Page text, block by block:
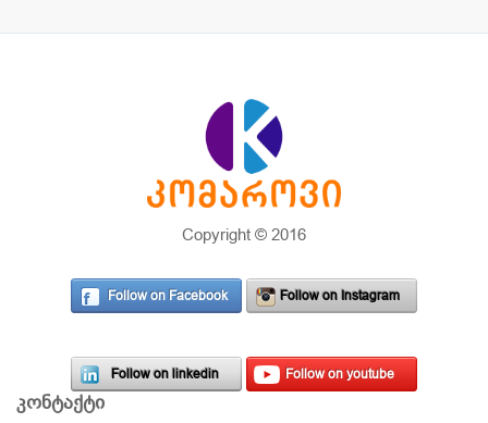
Copyright © 2016
Follow on Facebook Follow on Instagram
Follow on linkedin Follow on youtube
კონტაქტი